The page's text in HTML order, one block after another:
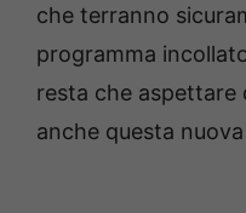
che terranno
programma
resta che aspettare
anche questa